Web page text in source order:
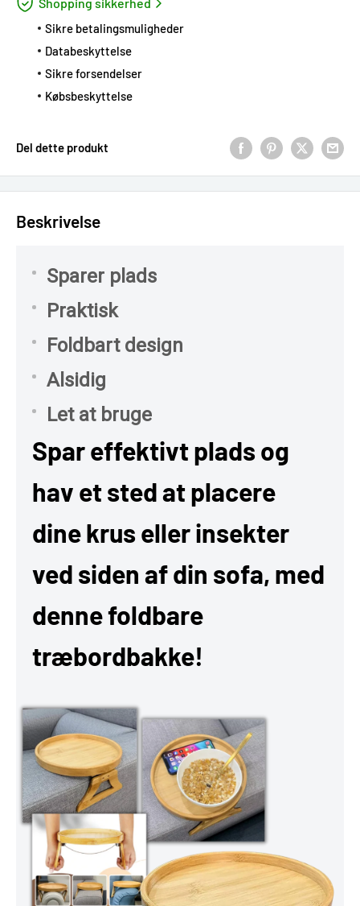
Sikre betalingsmuligheder
Databeskyttelse
Sikre forsendelser
Købsbeskyttelse
Del dette produkt
Beskrivelse
Sparer plads
Praktisk
Foldbart design
Alsidig
Let at bruge
Spar effektivt plads og
hav et sted at placere
dine krus eller insekter
ved siden af din sofa, med
denne foldbare
træbordbakke!